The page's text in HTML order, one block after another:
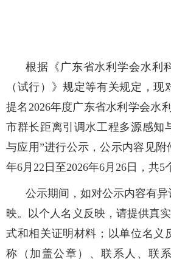
根据《广东省水利学会水利
（试行）》规定等有关规定，现
提名2026年度广东省水利学会水
市群长距离引调水工程多源感知
与应用”进行公示，公示内容见附
年6月22日至2026年6月26日，共5
公示期间，如对公示内容有
映。以个人名义反映，请提供真
式和相关证明材料；以单位名义
称（加盖公章）、联系人、联